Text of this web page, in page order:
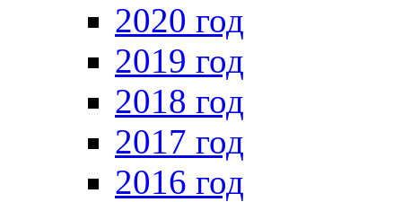
2020 год
2019 год
2018 год
2017 год
2016 год